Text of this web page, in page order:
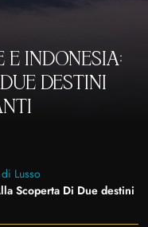
E INDONESIA:
DESTINI
Lusso
Scoperta Di Due destini